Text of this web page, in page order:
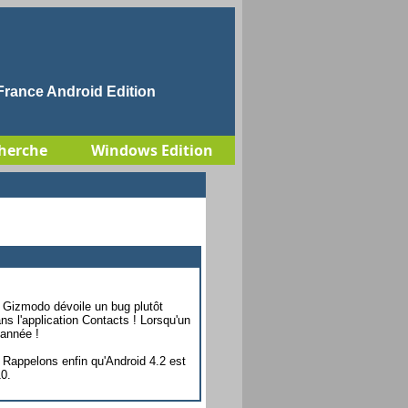
Android Edition
Windows Edition
dévoile un bug plutôt
l'application Contacts ! Lorsqu'un
!
enfin qu'Android 4.2 est